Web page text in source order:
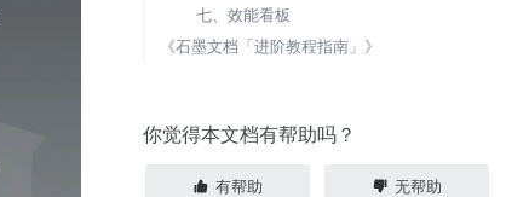
七、效能看板
《石墨文档「进阶教程指南」》
你觉得本文档有帮助吗？
有帮助 无帮助